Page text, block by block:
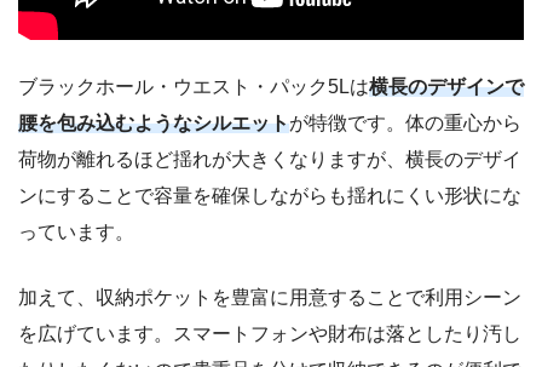
ブラックホール・ウエスト・パック5Lは横長のデザインで
腰を包み込むようなシルエットが特徴です。体の重心から
荷物が離れるほど揺れが大きくなりますが、横長のデザイ
ンにすることで容量を確保しながらも揺れにくい形状にな
っています。
加えて、収納ポケットを豊富に用意することで利用シーン
を広げています。スマートフォンや財布は落としたり汚し